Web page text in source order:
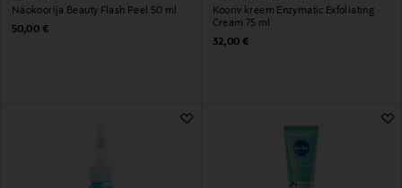
Näokoorija Beauty Flash Peel 50 ml
Original Price
50,00 €
Kooriv kreem Enzymatic Exfoliating
Cream 75 ml
Original Price
32,00 €